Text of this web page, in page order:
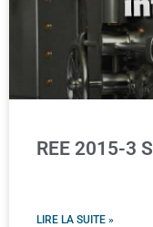
REE 2015-3
LIRE LA SUITE »